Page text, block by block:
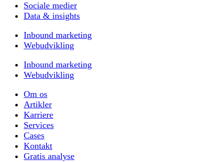
Sociale medier
Data & insights
Inbound marketing
Webudvikling
Inbound marketing
Webudvikling
Om os
Artikler
Karriere
Services
Cases
Kontakt
Gratis analyse